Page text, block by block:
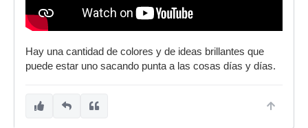
Hay una cantidad de colores y de ideas brillantes que
puede estar uno sacando punta a las cosas días y días.